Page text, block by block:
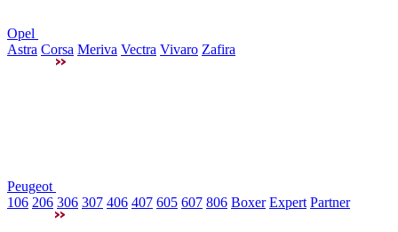
Opel
Astra Corsa Meriva Vectra Vivaro Zafira
Peugeot
106 206 306 307 406 407 605 607 806 Boxer Expert Partner